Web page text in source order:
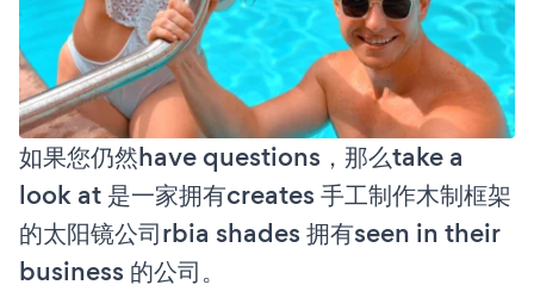
如果您仍然have questions，那么take a
look at 是一家拥有creates 手工制作木制框架
的太阳镜公司rbia shades 拥有seen in their
business 的公司。